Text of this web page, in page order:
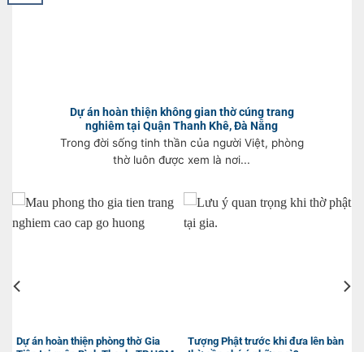
Dự án hoàn thiện không gian thờ cúng trang
nghiêm tại Quận Thanh Khê, Đà Nẵng
Trong đời sống tinh thần của người Việt, phòng
thờ luôn được xem là nơi...
Dự án hoàn thiện phòng thờ Gia
Tượng Phật trước khi đưa lên bàn